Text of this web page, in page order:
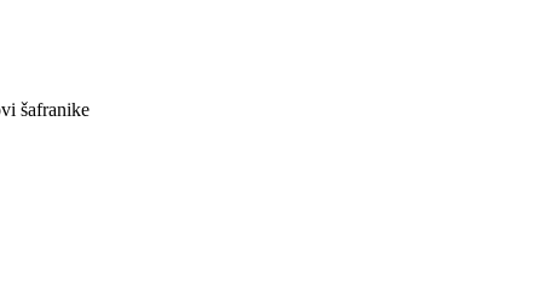
šafranike